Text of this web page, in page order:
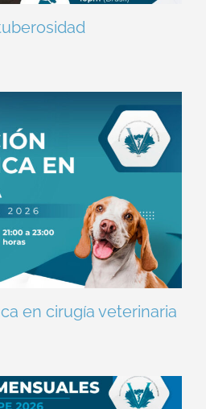
en cirugía veterinaria